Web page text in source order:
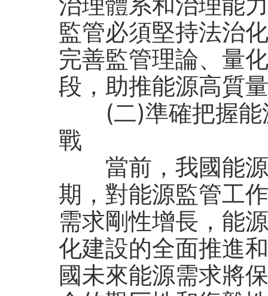
監管必須堅持法治
完善監管理論、量
段，助推能源高質
(二)準確把握
戰
當前，我國能源
期，對能源監管工
需求剛性增長，能
化建設的全面推進
國未來能源需求將